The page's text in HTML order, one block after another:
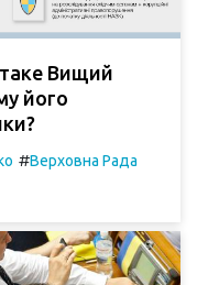
Вищий
його
#Верховна Рада